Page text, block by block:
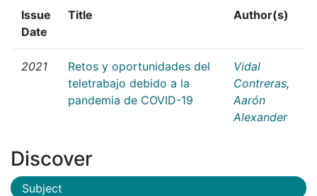
Issue
Date
Title Author(s)
2021
Retos y oportunidades del
teletrabajo debido a la
pandemia de COVID-19
Vidal
Contreras,
Aarón
Alexander
Discover
Subject